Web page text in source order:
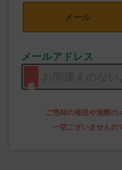
メール
メールアドレス